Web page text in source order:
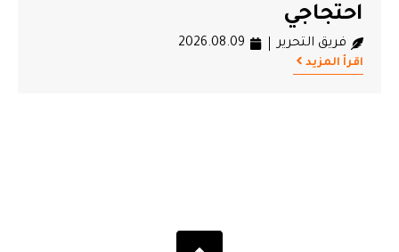
احتجاجي
فريق التحرير 2026.08.09
اقرأ المزيد